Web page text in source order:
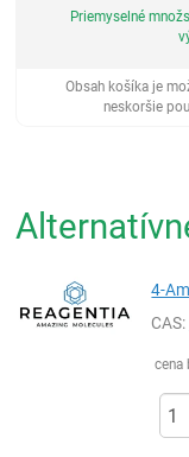
Priemyselné
Obsah košíka je
neskoršie
4-
CAS:
cena